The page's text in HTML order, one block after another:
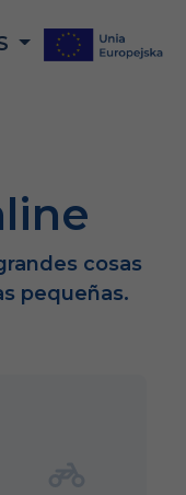
cosas
pequeñas.